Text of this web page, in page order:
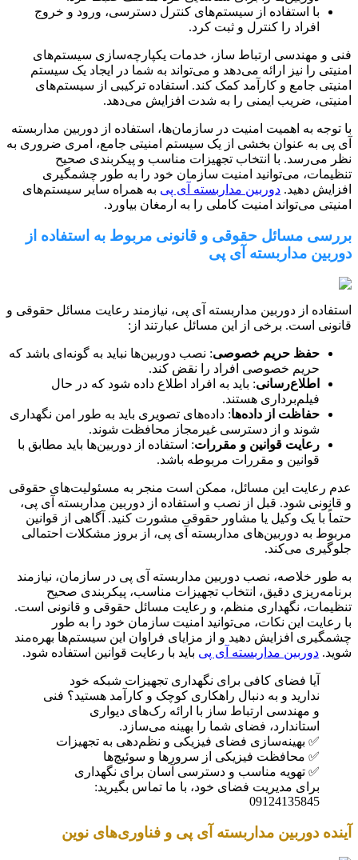
با استفاده از سیستم‌های کنترل دسترسی، ورود و خروج
افراد را کنترل و ثبت کرد.
فنی و مهندسی ارتباط ساز، خدمات یکپارچه‌سازی سیستم‌های
امنیتی را نیز ارائه می‌دهد و می‌تواند به شما در ایجاد یک سیستم
امنیتی جامع و کارآمد کمک کند. استفاده ترکیبی از سیستم‌های
امنیتی، ضریب ایمنی را به شدت افزایش می‌دهد.
با توجه به اهمیت امنیت در سازمان‌ها، استفاده از دوربین مداربسته
آی پی به عنوان بخشی از یک سیستم امنیتی جامع، امری ضروری به
نظر می‌رسد. با انتخاب تجهیزات مناسب و پیکربندی صحیح
تنظیمات، می‌توانید امنیت سازمان خود را به طور چشمگیری
افزایش دهید. دوربین مداربسته آی پی به همراه سایر سیستم‌های
امنیتی می‌تواند امنیت کاملی را به ارمغان بیاورد.
بررسی مسائل حقوقی و قانونی مربوط به استفاده از
دوربین مداربسته آی پی
استفاده از دوربین مداربسته آی پی، نیازمند رعایت مسائل حقوقی و
قانونی است. برخی از این مسائل عبارتند از:
حفظ حریم خصوصی: نصب دوربین‌ها نباید به گونه‌ای باشد که
حریم خصوصی افراد را نقض کند.
اطلاع‌رسانی: باید به افراد اطلاع داده شود که در حال
فیلم‌برداری هستند.
حفاظت از داده‌ها: داده‌های تصویری باید به طور امن نگهداری
شوند و از دسترسی غیرمجاز محافظت شوند.
رعایت قوانین و مقررات: استفاده از دوربین‌ها باید مطابق با
قوانین و مقررات مربوطه باشد.
عدم رعایت این مسائل، ممکن است منجر به مسئولیت‌های حقوقی
و قانونی شود. قبل از نصب و استفاده از دوربین مداربسته آی پی،
حتماً با یک وکیل یا مشاور حقوقی مشورت کنید. آگاهی از قوانین
مربوط به دوربین‌های مداربسته آی پی، از بروز مشکلات احتمالی
جلوگیری می‌کند.
به طور خلاصه، نصب دوربین مداربسته آی پی در سازمان، نیازمند
برنامه‌ریزی دقیق، انتخاب تجهیزات مناسب، پیکربندی صحیح
تنظیمات، نگهداری منظم، و رعایت مسائل حقوقی و قانونی است.
با رعایت این نکات، می‌توانید امنیت سازمان خود را به طور
چشمگیری افزایش دهید و از مزایای فراوان این سیستم‌ها بهره‌مند
شوید. دوربین مداربسته آی پی باید با رعایت قوانین استفاده شود.
آیا فضای کافی برای نگهداری تجهیزات شبکه خود
ندارید و به دنبال راهکاری کوچک و کارآمد هستید؟ فنی
و مهندسی ارتباط ساز با ارائه رک‌های دیواری
استاندارد، فضای شما را بهینه می‌سازد.
✅ بهینه‌سازی فضای فیزیکی و نظم‌دهی به تجهیزات
✅ محافظت فیزیکی از سرورها و سوئیچ‌ها
✅ تهویه مناسب و دسترسی آسان برای نگهداری
برای مدیریت فضای خود، با ما تماس بگیرید:
09124135845
آینده دوربین مداربسته آی پی و فناوری‌های نوین